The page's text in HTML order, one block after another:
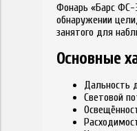
Фонарь «Барс ФС-
обнаружении
занятого для
Основные
Дальность
Световой